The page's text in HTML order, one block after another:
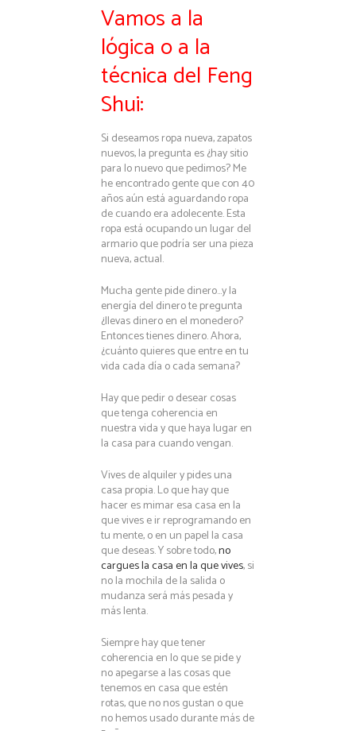
Vamos a la
lógica o a la
técnica del Feng
Shui:
Si deseamos ropa nueva, zapatos
nuevos, la pregunta es ¿hay sitio
para lo nuevo que pedimos? Me
he encontrado gente que con 40
años aún está aguardando ropa
de cuando era adolecente. Esta
ropa está ocupando un lugar del
armario que podría ser una pieza
nueva, actual.
Mucha gente pide dinero…y la
energía del dinero te pregunta
¿llevas dinero en el monedero?
Entonces tienes dinero. Ahora,
¿cuánto quieres que entre en tu
vida cada día o cada semana?
Hay que pedir o desear cosas
que tenga coherencia en
nuestra vida y que haya lugar en
la casa para cuando vengan.
Vives de alquiler y pides una
casa propia. Lo que hay que
hacer es mimar esa casa en la
que vives e ir reprogramando en
tu mente, o en un papel la casa
que deseas. Y sobre todo,no
cargues la casa en la que vives, si
no la mochila de la salida o
mudanza será más pesada y
más lenta.
Siempre hay que tener
coherencia en lo que se pide y
no apegarse a las cosas que
tenemos en casa que estén
rotas, que no nos gustan o que
no hemos usado durante más de